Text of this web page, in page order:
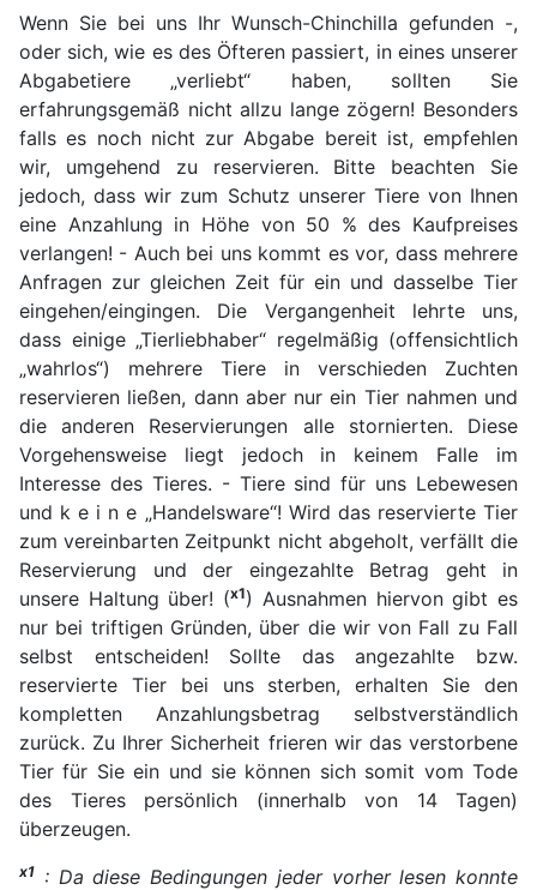
Wenn Sie bei uns Ihr Wunsch-Chinchilla gefunden -,
oder sich, wie es des Öfteren passiert, in eines unserer
Abgabetiere „verliebt“ haben, sollten Sie
erfahrungsgemäß nicht allzu lange zögern! Besonders
falls es noch nicht zur Abgabe bereit ist, empfehlen
wir, umgehend zu reservieren. Bitte beachten Sie
jedoch, dass wir zum Schutz unserer Tiere von Ihnen
eine Anzahlung in Höhe von 50 % des Kaufpreises
verlangen! - Auch bei uns kommt es vor, dass mehrere
Anfragen zur gleichen Zeit für ein und dasselbe Tier
eingehen/eingingen. Die Vergangenheit lehrte uns,
dass einige „Tierliebhaber“ regelmäßig (offensichtlich
„wahrlos“) mehrere Tiere in verschieden Zuchten
reservieren ließen, dann aber nur ein Tier nahmen und
die anderen Reservierungen alle stornierten. Diese
Vorgehensweise liegt jedoch in keinem Falle im
Interesse des Tieres. - Tiere sind für uns Lebewesen
und k e i n e „Handelsware“! Wird das reservierte Tier
zum vereinbarten Zeitpunkt nicht abgeholt, verfällt die
Reservierung und der eingezahlte Betrag geht in
unsere Haltung über! (x1) Ausnahmen hiervon gibt es
nur bei triftigen Gründen, über die wir von Fall zu Fall
selbst entscheiden! Sollte das angezahlte bzw.
reservierte Tier bei uns sterben, erhalten Sie den
kompletten Anzahlungsbetrag selbstverständlich
zurück. Zu Ihrer Sicherheit frieren wir das verstorbene
Tier für Sie ein und sie können sich somit vom Tode
des Tieres persönlich (innerhalb von 14 Tagen)
überzeugen.
x1 : Da diese Bedingungen jeder vorher lesen konnte